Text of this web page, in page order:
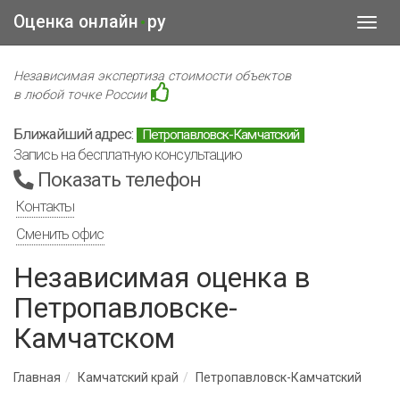
Оценка онлайн • ру
Независимая экспертиза стоимости объектов
в любой точке России
Ближайший адрес: Петропавловск-Камчатский
Запись на бесплатную консультацию
Показать телефон
Контакты
Сменить офис
Независимая оценка в
Петропавловске-
Камчатском
Главная Камчатский край Петропавловск-Камчатский